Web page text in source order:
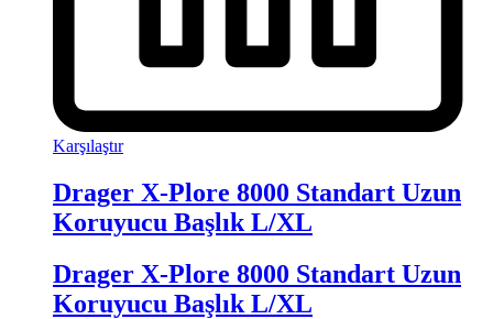
Karşılaştır
Drager X-Plore 8000 Standart Uzun
Koruyucu Başlık L/XL
Drager X-Plore 8000 Standart Uzun
Koruyucu Başlık L/XL